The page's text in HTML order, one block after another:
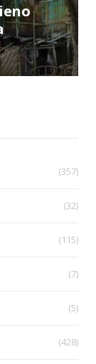
(357)
(32)
(115)
(7)
(5)
(428)